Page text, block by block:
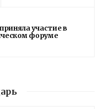
участие в
форуме